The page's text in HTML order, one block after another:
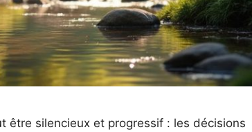
être silencieux et progressif : les décisions